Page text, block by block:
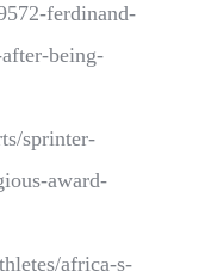
ferdinand-
being-
sprinter-
award-
africa-s-